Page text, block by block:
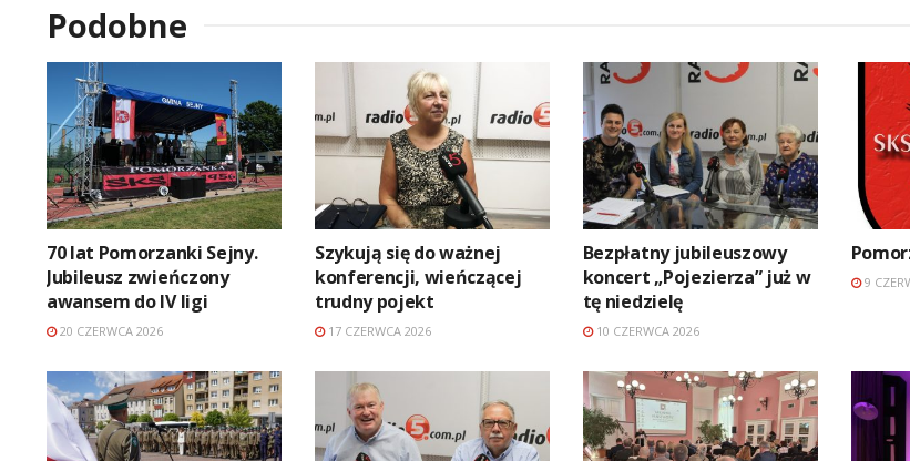
Podobne
70 lat Pomorzanki Sejny.
Jubileusz zwieńczony
awansem do IV ligi
20 CZERWCA 2026
Szykują się do ważnej
konferencji, wieńczącej
trudny pojekt
17 CZERWCA 2026
Bezpłatny jubileuszowy
koncert „Pojezierza” już w
tę niedzielę
10 CZERWCA 2026
9